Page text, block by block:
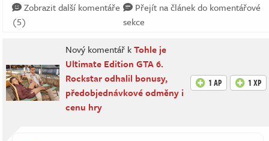
Zobrazit další komentáře
(5)
Přejít na článek do komentářové
sekce
Nový komentář kTohle je
Ultimate Edition GTA 6.
Rockstar odhalil bonusy,
předobjednávkové odměny i
cenu hry
1 AP 1 XP